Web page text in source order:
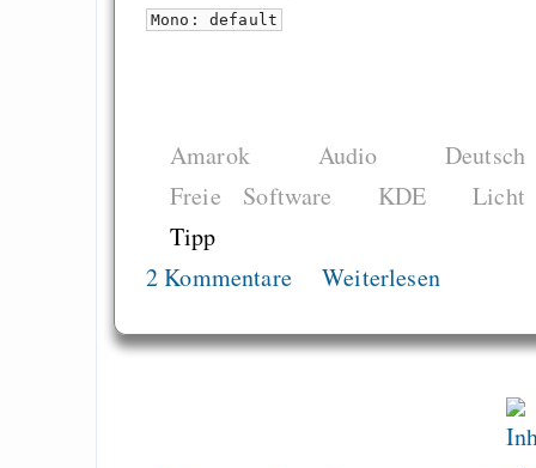
Mono: default
Amarok Audio
Deutsch
Freie Software
KDE
Licht
Tipp
2 Kommentare
Weiterlesen